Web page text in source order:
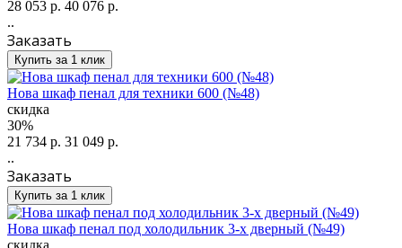
28 053 р. 40 076 р.
..
Заказать
Купить за 1 клик
Нова шкаф пенал для техники 600 (№48)
скидка
30%
21 734 р. 31 049 р.
..
Заказать
Купить за 1 клик
Нова шкаф пенал под холодильник 3-х дверный (№49)
скидка